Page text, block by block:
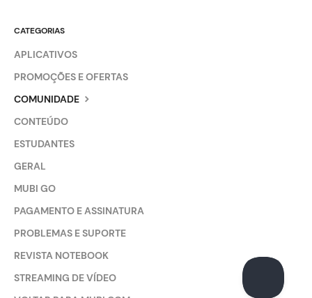
CATEGORIAS
APLICATIVOS
PROMOÇÕES E OFERTAS
COMUNIDADE
CONTEÚDO
ESTUDANTES
GERAL
MUBI GO
PAGAMENTO E ASSINATURA
PROBLEMAS E SUPORTE
REVISTA NOTEBOOK
STREAMING DE VÍDEO